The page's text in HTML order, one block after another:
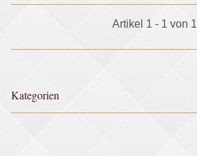
Artikel 1 - 1 von 1
Kategorien